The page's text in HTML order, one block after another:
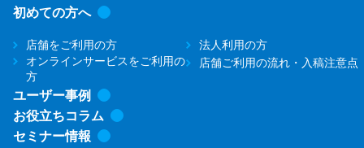
初めての方へ
店舗をご利用の方
法人利用の方
オンラインサービスをご利用の
方
店舗ご利用の流れ・入稿注意点
ユーザー事例
お役立ちコラム
セミナー情報